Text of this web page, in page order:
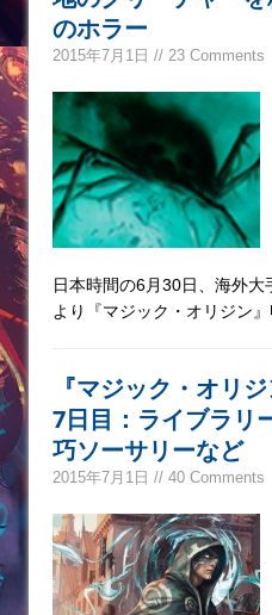
のホラー
2015年7月1日 // 23 Comments
日本時間の6月30日、海外大
より『マジック・オリジン
『マジック・オリ
7日目：ライブラリ
巧ソーサリーなど
2015年7月1日 // 40 Comments